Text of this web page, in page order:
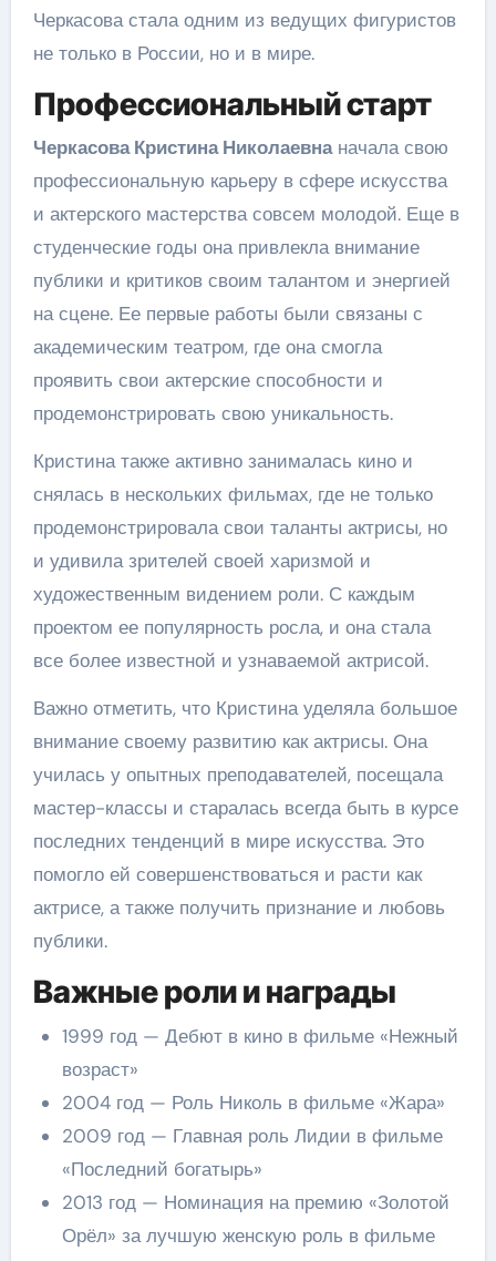
Черкасова стала одним из ведущих фигуристов
не только в России, но и в мире.
Профессиональный старт
Черкасова Кристина Николаевнаначала свою
профессиональную карьеру в сфере искусства
и актерского мастерства совсем молодой. Еще в
студенческие годы она привлекла внимание
публики и критиков своим талантом и энергией
на сцене. Ее первые работы были связаны с
академическим театром, где она смогла
проявить свои актерские способности и
продемонстрировать свою уникальность.
Кристина также активно занималась кино и
снялась в нескольких фильмах, где не только
продемонстрировала свои таланты актрисы, но
и удивила зрителей своей харизмой и
художественным видением роли. С каждым
проектом ее популярность росла, и она стала
все более известной и узнаваемой актрисой.
Важно отметить, что Кристина уделяла большое
внимание своему развитию как актрисы. Она
училась у опытных преподавателей, посещала
мастер-классы и старалась всегда быть в курсе
последних тенденций в мире искусства. Это
помогло ей совершенствоваться и расти как
актрисе, а также получить признание и любовь
публики.
Важные роли и награды
1999 год — Дебют в кино в фильме «Нежный
возраст»
2004 год — Роль Николь в фильме «Жара»
2009 год — Главная роль Лидии в фильме
«Последний богатырь»
2013 год — Номинация на премию «Золотой
Орёл» за лучшую женскую роль в фильме